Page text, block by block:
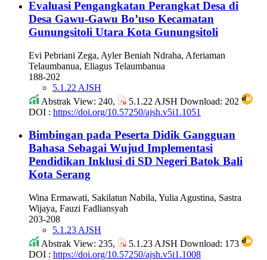
Evaluasi Pengangkatan Perangkat Desa di
Desa Gawu-Gawu Bo’uso Kecamatan
Gunungsitoli Utara Kota Gunungsitoli
Evi Pebriani Zega, Ayler Beniah Ndraha, Aferiaman
Telaumbanua, Eliagus Telaumbanua
188-202
5.1.22 AJSH
Abstrak View: 240,
5.1.22 AJSH Download: 202
DOI : https://doi.org/10.57250/ajsh.v5i1.1051
Bimbingan pada Peserta Didik Gangguan
Bahasa Sebagai Wujud Implementasi
Pendidikan Inklusi di SD Negeri Batok Bali
Kota Serang
Wina Ermawati, Sakilatun Nabila, Yulia Agustina, Sastra
Wijaya, Fauzi Fadliansyah
203-208
5.1.23 AJSH
Abstrak View: 235,
5.1.23 AJSH Download: 173
DOI : https://doi.org/10.57250/ajsh.v5i1.1008